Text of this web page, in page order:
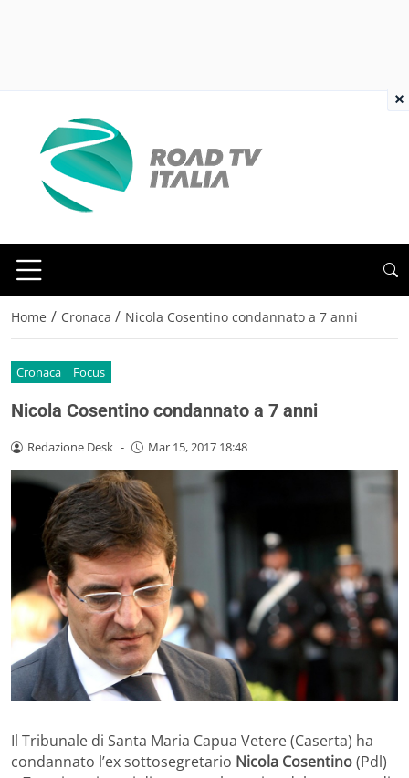
Home / Cronaca / Nicola Cosentino condannato a 7 anni
Cronaca Focus
Nicola Cosentino condannato a 7 anni
Redazione Desk - Mar 15, 2017 18:48
Il Tribunale di Santa Maria Capua Vetere (Caserta) ha
condannato l’ex sottosegretario Nicola Cosentino(Pdl)
×